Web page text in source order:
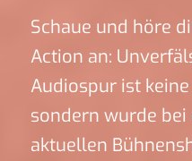
Schaue und höre
Action an:
Audiospur ist
sondern wurde
aktuellen